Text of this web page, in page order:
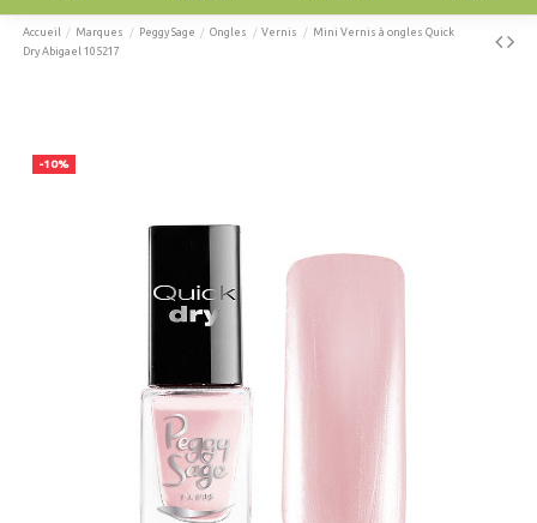
Accueil Marques Peggy Sage Ongles Vernis
Mini Vernis à ongles Quick
Dry Abigael 105217
-10%